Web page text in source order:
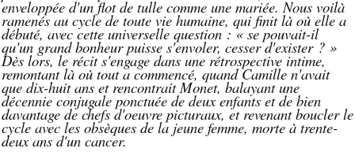
enveloppée d'un flot de tulle comme une mariée. Nous voilà
ramenés au cycle de toute vie humaine, qui finit là où elle a
débuté, avec cette universelle question : « se pouvait-il
qu'un grand bonheur puisse s'envoler, cesser d'exister ? »
Dès lors, le récit s'engage dans une rétrospective intime,
remontant là où tout a commencé, quand Camille n'avait
que dix-huit ans et rencontrait Monet, balayant une
décennie conjugale ponctuée de deux enfants et de bien
davantage de chefs d'oeuvre picturaux, et revenant boucler le
cycle avec les obsèques de la jeune femme, morte à trente-
deux ans d'un cancer.